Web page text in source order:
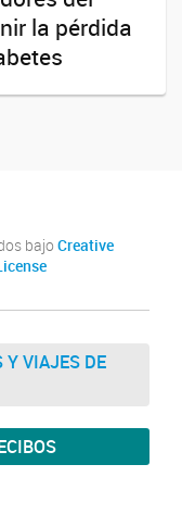
la pérdida
bajo Creative
Y VIAJES DE